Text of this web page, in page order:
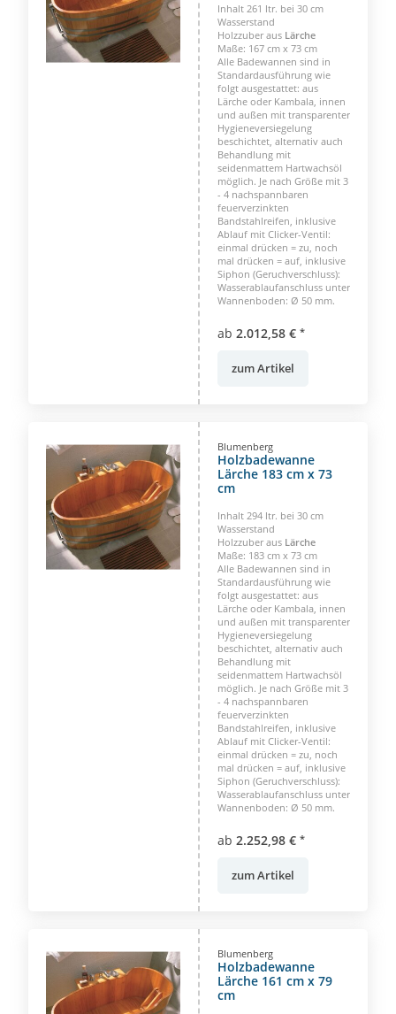
Inhalt 261 ltr. bei 30 cm
Wasserstand
Holzzuber aus Lärche
Maße: 167 cm x 73 cm
Alle Badewannen sind in
Standardausführung wie
folgt ausgestattet: aus
Lärche oder Kambala, innen
und außen mit transparenter
Hygieneversiegelung
beschichtet, alternativ auch
Behandlung mit
seidenmattem Hartwachsöl
möglich. Je nach Größe mit 3
- 4 nachspannbaren
feuerverzinkten
Bandstahlreifen, inklusive
Ablauf mit Clicker-Ventil:
einmal drücken = zu, noch
mal drücken = auf, inklusive
Siphon (Geruchverschluss):
Wasserablaufanschluss unter
Wannenboden: Ø 50 mm.
ab 2.012,58 € *
zum Artikel
Blumenberg
Holzbadewanne
Lärche 183 cm x 73
cm
Inhalt 294 ltr. bei 30 cm
Wasserstand
Holzzuber aus Lärche
Maße: 183 cm x 73 cm
Alle Badewannen sind in
Standardausführung wie
folgt ausgestattet: aus
Lärche oder Kambala, innen
und außen mit transparenter
Hygieneversiegelung
beschichtet, alternativ auch
Behandlung mit
seidenmattem Hartwachsöl
möglich. Je nach Größe mit 3
- 4 nachspannbaren
feuerverzinkten
Bandstahlreifen, inklusive
Ablauf mit Clicker-Ventil:
einmal drücken = zu, noch
mal drücken = auf, inklusive
Siphon (Geruchverschluss):
Wasserablaufanschluss unter
Wannenboden: Ø 50 mm.
ab 2.252,98 € *
zum Artikel
Blumenberg
Holzbadewanne
Lärche 161 cm x 79
cm